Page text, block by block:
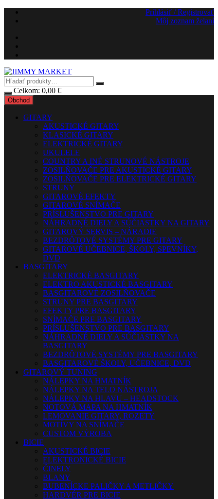
Preskočiť
Prihlásiť / Registrovať
Môj zoznam želaní
Celkom: 0,00 €
Obchod
GITARY
AKUSTICKÉ GITARY
KLASICKÉ GITARY
ELEKTRICKÉ GITARY
UKULELE
COUNTRY A INÉ STRUNOVÉ NÁSTROJE
ZOSILŇOVAČE PRE AKUSTICKÉ GITARY
ZOSILŇOVAČE PRE ELEKTRICKÉ GITARY
STRUNY
GITAROVÉ EFEKTY
GITAROVÉ SNÍMAČE
PRÍSLUŠENSTVO PRE GITARY
NÁHRADNÉ DIELY A SÚČIASTKY NA GITARY
GITAROVÝ SERVIS – NÁRADIE
BEZDRÔTOVÉ SYSTÉMY PRE GITARY
GITAROVÉ UČEBNICE, ŠKOLY, SPEVNÍKY,
DVD
BASGITARY
ELEKTRICKÉ BASGITARY
ELEKTRO AKUSTICKÉ BASGITARY
BASGITAROVÉ ZOSILŇOVAČE
STRUNY PRE BASGITARY
EFEKTY PRE BASGITARY
SNÍMAČE PRE BASGITARY
PRÍSLUŠENSTVO PRE BASGITARY
NÁHRADNÉ DIELY A SÚČIASTKY NA
BASGITARY
BEZDRÔTOVÉ SYSTÉMY PRE BASGITARY
BASGITAROVÉ ŠKOLY, UČEBNICE, DVD
GITAROVÝ TUNING
NÁLEPKY NA HMATNÍK
NÁLEPKY NA TELO NÁSTROJA
NÁLEPKY NA HLAVU – HEADSTOCK
NOTOVÁ MAPA NA HMATNÍK
LEMOVANIE GITARY, ROZETY
MOTÍVY NA SNÍMAČE
CUSTOM VÝROBA
BICIE
AKUSTICKÉ BICIE
ELEKTRONICKÉ BICIE
ČINELY
BLANY
BUBENÍCKE PALIČKY A METLIČKY
HARDVÉR PRE BICIE